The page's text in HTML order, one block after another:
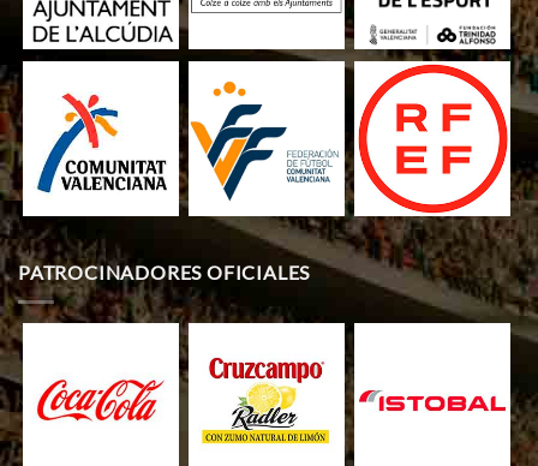
PATROCINADORES OFICIALES